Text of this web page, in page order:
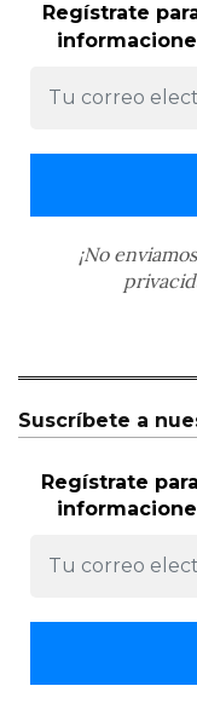
Regístrate
¡No
Suscríbete a
Regístrate